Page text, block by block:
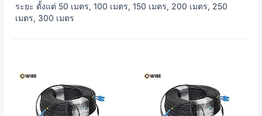
ระยะ ตั้งแต่ 50 เมตร, 100 เมตร, 150 เมตร, 200 เมตร, 250
เมตร, 300 เมตร